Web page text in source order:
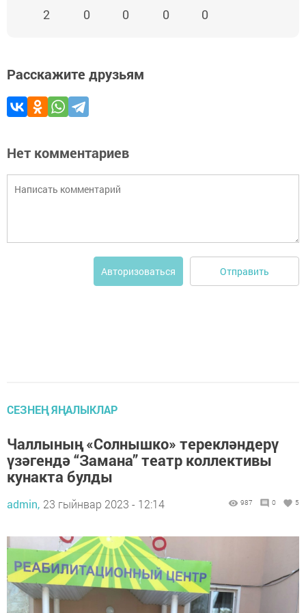
2 0 0 0 0
Расскажите друзьям
Нет комментариев
Авторизоваться Отправить
СЕЗНЕҢ ЯҢАЛЫКЛАР
Чаллының «Солнышко» терекләндерү
үзәгендә “Замана” театр коллективы
кунакта булды
admin, 23 гыйнвар 2023 - 12:14 987 0 5